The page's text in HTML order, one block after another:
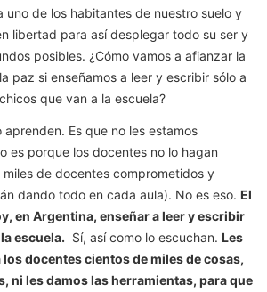
uno de los habitantes de nuestro suelo y
libertad para así desplegar todo su ser y
posibles. ¿Cómo vamos a afianzar la
paz si enseñamos a leer y escribir sólo a
que van a la escuela?
aprenden. Es que no les estamos
es porque los docentes no lo hagan
de docentes comprometidos y
dando todo en cada aula). No es eso. El
en Argentina, enseñar a leer y escribir
escuela. Sí, así como lo escuchan. Les
docentes cientos de miles de cosas,
ni les damos las herramientas, para que